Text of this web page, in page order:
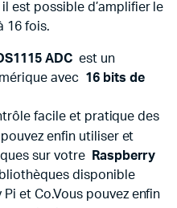
est possible d’amplifier le
16 fois.
ADCest un
avec 16 bits de
facile et pratique des
enfin utiliser et
sur votre
Raspberry
disponible
et Co.Vous pouvez enfin